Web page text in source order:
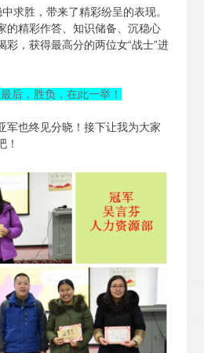
求胜，带来了精彩纷呈的表现。
的精彩作答、知识储备、沉稳心
彩，获得最高分的两位女“战士”进
后，胜负，在此一举！
军也终见分晓！接下让我为大家
！